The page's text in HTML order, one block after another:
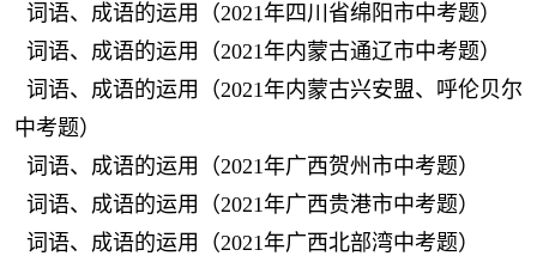
词语、成语的运用（2021年四川省绵阳市中考题）
词语、成语的运用（2021年内蒙古通辽市中考题）
词语、成语的运用（2021年内蒙古兴安盟、呼伦贝尔
中考题）
词语、成语的运用（2021年广西贺州市中考题）
词语、成语的运用（2021年广西贵港市中考题）
词语、成语的运用（2021年广西北部湾中考题）